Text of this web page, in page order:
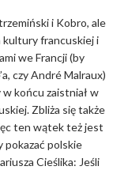
i Kobro, ale
kultury francuskiej i
we Francji (by
czy André Malraux)
końcu zaistniał w
Zbliża się także
ten wątek też jest
pokazać polskie
Cieślika: Jeśli